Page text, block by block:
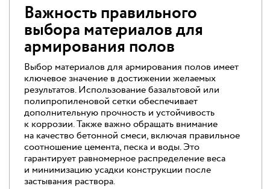
Важность правильного
выбора материалов для
армирования полов
Выбор материалов для армирования полов имеет
ключевое значение в достижении желаемых
результатов. Использование базальтовой или
полипропиленовой сетки обеспечивает
дополнительную прочность и устойчивость
к коррозии. Также важно обращать внимание
на качество бетонной смеси, включая правильное
соотношение цемента, песка и воды. Это
гарантирует равномерное распределение веса
и минимизацию усадки конструкции после
застывания раствора.